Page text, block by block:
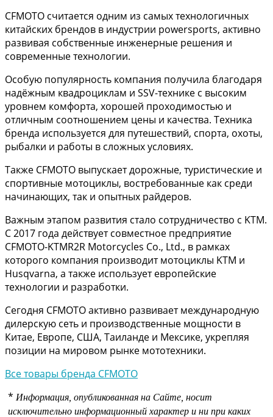
CFMOTO считается одним из самых технологичных
китайских брендов в индустрии powersports, активно
развивая собственные инженерные решения и
современные технологии.
Особую популярность компания получила благодаря
надёжным квадроциклам и SSV-технике с высоким
уровнем комфорта, хорошей проходимостью и
отличным соотношением цены и качества. Техника
бренда используется для путешествий, спорта, охоты,
рыбалки и работы в сложных условиях.
Также CFMOTO выпускает дорожные, туристические и
спортивные мотоциклы, востребованные как среди
начинающих, так и опытных райдеров.
Важным этапом развития стало сотрудничество с KTM.
С 2017 года действует совместное предприятие
CFMOTO-KTMR2R Motorcycles Co., Ltd., в рамках
которого компания производит мотоциклы KTM и
Husqvarna, а также использует европейские
технологии и разработки.
Сегодня CFMOTO активно развивает международную
дилерскую сеть и производственные мощности в
Китае, Европе, США, Таиланде и Мексике, укрепляя
позиции на мировом рынке мототехники.
Все товары бренда CFMOTO
* Информация, опубликованная на Сайте, носит
исключительно информационный характер и ни при каких